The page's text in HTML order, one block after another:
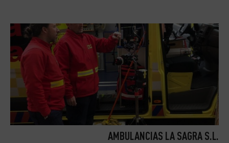
AMBULANCIAS LA SAGRA S.L.